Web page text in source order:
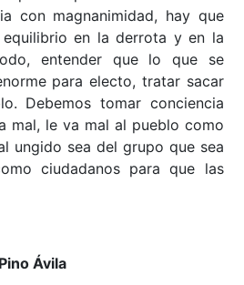
con magnanimidad, hay que
en la derrota y en la
entender que lo que se
para electo, tratar sacar
Debemos tomar conciencia
mal, le va mal al pueblo como
ungido sea del grupo que sea
ciudadanos para que las
Ávila